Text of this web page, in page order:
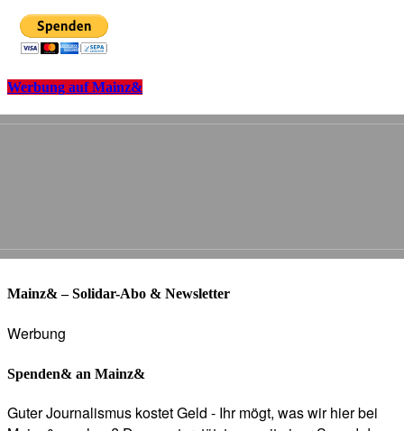
Werbung auf Mainz&
Mainz& – Solidar-Abo & Newsletter
Werbung
Spenden& an Mainz&
Guter Journalismus kostet Geld - Ihr mögt, was wir hier bei